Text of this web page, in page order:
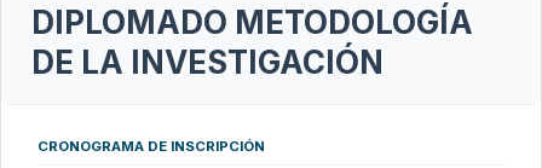
DIPLOMADO METODOLOGÍA
DE LA INVESTIGACIÓN
CRONOGRAMA DE INSCRIPCIÓN